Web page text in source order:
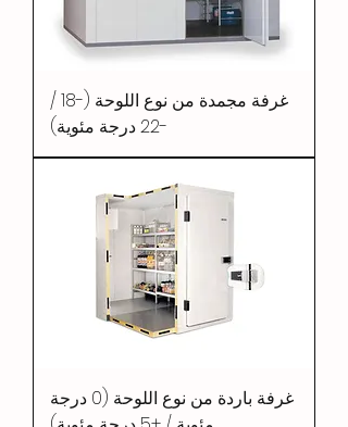
غرفة مجمدة من نوع اللوحة (-18 /
-22 درجة مئوية)
غرفة باردة من نوع اللوحة (0 درجة